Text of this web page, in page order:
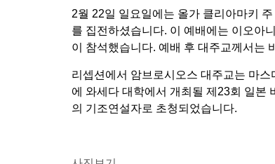
2월 22일 일요일에는 올가 클리아마키
를 집전하셨습니다. 이 예배에는 이오아
이 참석했습니다. 예배 후 대주교께서는
리셉션에서 암브로시오스 대주교는 마
에 와세다 대학에서 개최될 제23회 일본
의 기조연설자로 초청되었습니다.